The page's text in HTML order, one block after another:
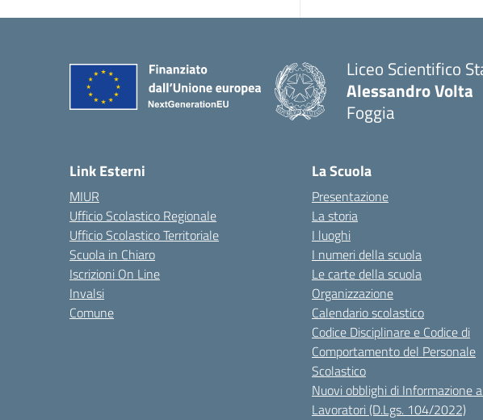
Liceo Scientifico
Alessandro Volta
Foggia
Link Esterni
MIUR
Ufficio Scolastico Regionale
Ufficio Scolastico Territoriale
Scuola in Chiaro
Iscrizioni On Line
Invalsi
Comune
La Scuola
Presentazione
La storia
I luoghi
I numeri della scuola
Le carte della scuola
Organizzazione
Calendario scolastico
Codice Disciplinare e Codice di
Comportamento del Personale
Scolastico
Nuovi obblighi di Informazione ai
Lavoratori (D.Lgs. 104/2022)